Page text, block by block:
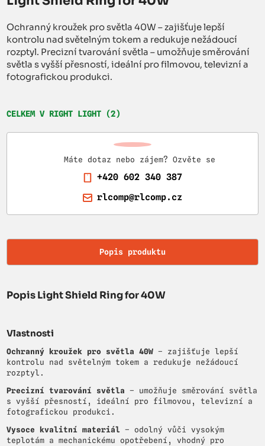
Ochranný kroužek pro světla 40W – zajišťuje lepší
kontrolu nad světelným tokem a redukuje nežádoucí
rozptyl. Precizní tvarování světla – umožňuje směrování
světla s vyšší přesností, ideální pro filmovou, televizní a
fotografickou produkci.
CELKEM V RIGHT LIGHT (2)
Máte dotaz nebo zájem? Ozvěte se
+420 602 340 387
rlcomp@rlcomp.cz
Popis produktu
Popis Light Shield Ring for 40W
Vlastnosti
Ochranný kroužek pro světla 40W – zajišťuje lepší
kontrolu nad světelným tokem a redukuje nežádoucí
rozptyl.
Precizní tvarování světla – umožňuje směrování světla
s vyšší přesností, ideální pro filmovou, televizní a
fotografickou produkci.
Vysoce kvalitní materiál – odolný vůči vysokým
teplotám a mechanickému opotřebení, vhodný pro